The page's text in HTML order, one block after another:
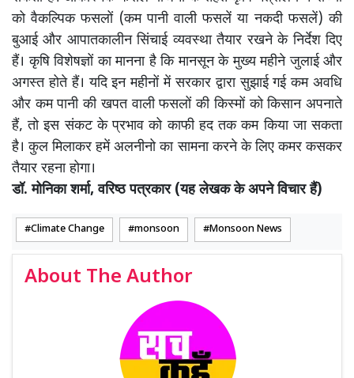
को वैकल्पिक फसलों (कम पानी वाली फसलें या नकदी फसलें) की
बुआई और आपातकालीन सिंचाई व्यवस्था तैयार रखने के निर्देश दिए
हैं। कृषि विशेषज्ञों का मानना है कि मानसून के मुख्य महीने जुलाई और
अगस्त होते हैं। यदि इन महीनों में सरकार द्वारा सुझाई गई कम अवधि
और कम पानी की खपत वाली फसलों की किस्मों को किसान अपनाते
हैं, तो इस संकट के प्रभाव को काफी हद तक कम किया जा सकता
है। कुल मिलाकर हमें अलनीनो का सामना करने के लिए कमर कसकर
तैयार रहना होगा।
डॉ. मोनिका शर्मा, वरिष्ठ पत्रकार (यह लेखक के अपने विचार हैं)
Climate Change monsoon Monsoon News
About The Author